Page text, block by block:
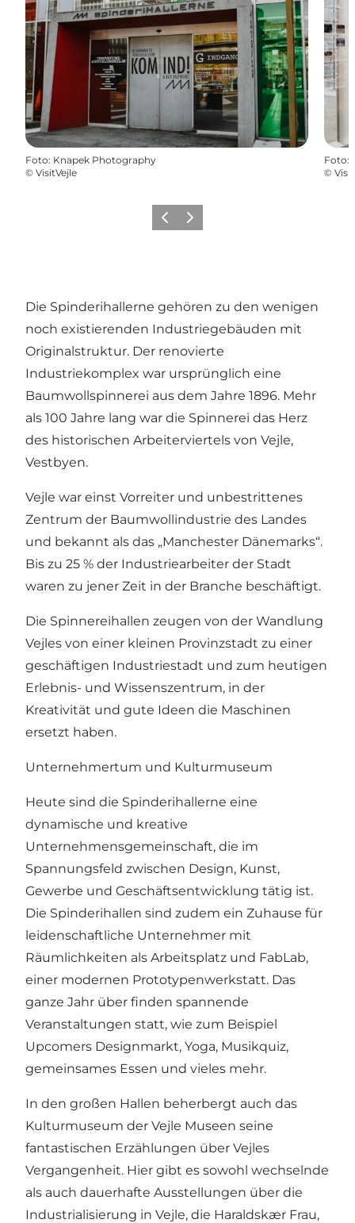
Foto: Knapek Photography
© VisitVejle
Foto:
©
ZurückWeiter
Die Spinderihallerne gehören zu den wenigen
noch existierenden Industriegebäuden mit
Originalstruktur. Der renovierte
Industriekomplex war ursprünglich eine
Baumwollspinnerei aus dem Jahre 1896. Mehr
als 100 Jahre lang war die Spinnerei das Herz
des historischen Arbeiterviertels von Vejle,
Vestbyen.
Vejle war einst Vorreiter und unbestrittenes
Zentrum der Baumwollindustrie des Landes
und bekannt als das „Manchester Dänemarks“.
Bis zu 25 % der Industriearbeiter der Stadt
waren zu jener Zeit in der Branche beschäftigt.
Die Spinnereihallen zeugen von der Wandlung
Vejles von einer kleinen Provinzstadt zu einer
geschäftigen Industriestadt und zum heutigen
Erlebnis- und Wissenszentrum, in der
Kreativität und gute Ideen die Maschinen
ersetzt haben.
Unternehmertum und Kulturmuseum
Heute sind die Spinderihallerne eine
dynamische und kreative
Unternehmensgemeinschaft, die im
Spannungsfeld zwischen Design, Kunst,
Gewerbe und Geschäftsentwicklung tätig ist.
Die Spinderihallen sind zudem ein Zuhause für
leidenschaftliche Unternehmer mit
Räumlichkeiten als Arbeitsplatz und FabLab,
einer modernen Prototypenwerkstatt. Das
ganze Jahr über finden spannende
Veranstaltungen statt, wie zum Beispiel
Upcomers Designmarkt, Yoga, Musikquiz,
gemeinsames Essen und vieles mehr.
In den großen Hallen beherbergt auch das
Kulturmuseum der Vejle Museen seine
fantastischen Erzählungen über Vejles
Vergangenheit. Hier gibt es sowohl wechselnde
als auch dauerhafte Ausstellungen über die
Industrialisierung in Vejle, die Haraldskær Frau,